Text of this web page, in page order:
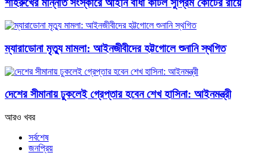
ম্যারাডোনা মৃত্যু মামলা: আইনজীবীদের হট্টগোলে শুনানি স্থগিত
দেশের সীমানায় ঢুকলেই গ্রেপ্তার হবেন শেখ হাসিনা: আইনমন্ত্রী
আরও খবর
সর্বশেষ
জনপ্রিয়